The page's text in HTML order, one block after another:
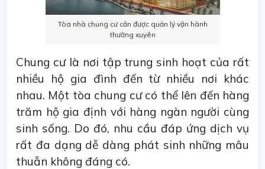
Tòa nhà chung cư cần được quản lý vận hành
thường xuyên
Chung cư là nơi tập trung sinh hoạt của rất
nhiều hộ gia đình đến từ nhiều nơi khác
nhau. Một tòa chung cư có thể lên đến hàng
trăm hộ gia định với hàng ngàn người cùng
sinh sống. Do đó, nhu cầu đáp ứng dịch vụ
rất đa dạng dễ dàng phát sinh những mâu
thuẫn không đáng có.